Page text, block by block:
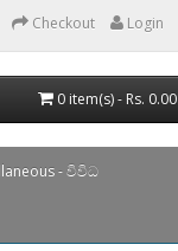
Checkout Login
0 item(s) - Rs. 0.00
- විවිධ